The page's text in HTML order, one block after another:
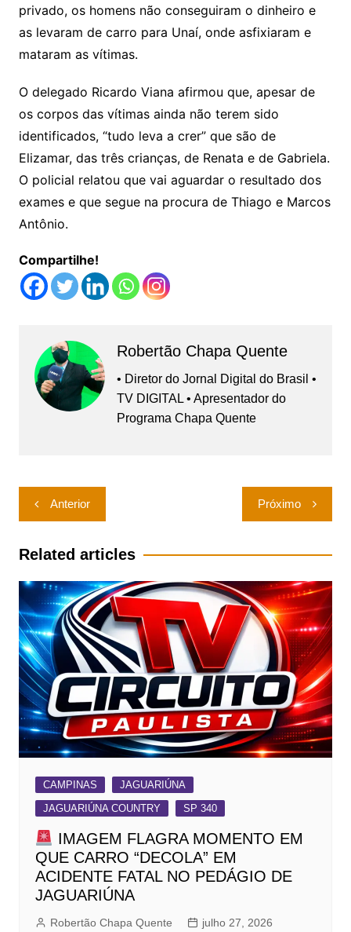
privado, os homens não conseguiram o dinheiro e
as levaram de carro para Unaí, onde asfixiaram e
mataram as vítimas.
O delegado Ricardo Viana afirmou que, apesar de
os corpos das vítimas ainda não terem sido
identificados, “tudo leva a crer” que são de
Elizamar, das três crianças, de Renata e de Gabriela.
O policial relatou que vai aguardar o resultado dos
exames e que segue na procura de Thiago e Marcos
Antônio.
Compartilhe!
Robertão Chapa Quente
• Diretor do Jornal Digital do Brasil •
TV DIGITAL • Apresentador do
Programa Chapa Quente
Navegação
de
Post
Anterior Próximo
Related articles
CAMPINAS
JAGUARIÚNA
JAGUARIÚNA COUNTRY
SP 340
IMAGEM FLAGRA MOMENTO EM
QUE CARRO “DECOLA” EM
ACIDENTE FATAL NO PEDÁGIO DE
JAGUARIÚNA
Robertão Chapa Quente
julho 27, 2026